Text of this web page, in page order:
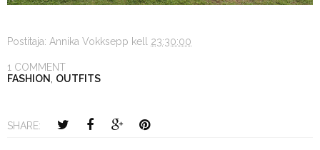
Postitaja: Annika Vokksepp kell 23:30:00
1 COMMENT
FASHION , OUTFITS
SHARE: